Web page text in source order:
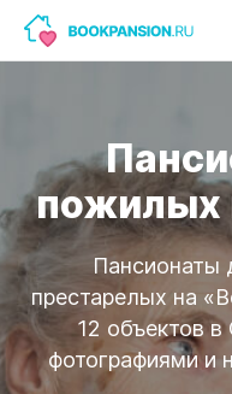
пожилых
престарелых на
12 объектов
фотографиями и